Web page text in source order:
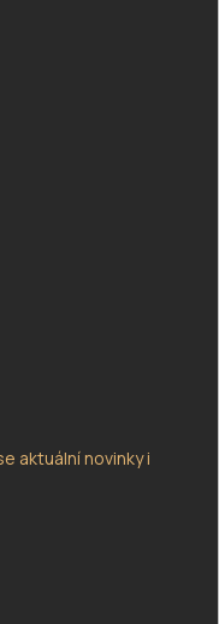
aktuální novinky i